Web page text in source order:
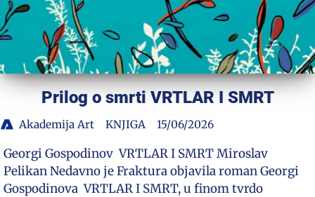
Prilog o smrti VRTLAR I SMRT
Akademija Art KNJIGA 15/06/2026
Georgi Gospodinov VRTLAR I SMRT Miroslav
Pelikan Nedavno je Fraktura objavila roman Georgi
Gospodinova VRTLAR I SMRT, u finom tvrdo